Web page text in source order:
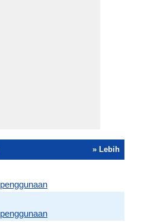
» Lebih
penggunaan
penggunaan